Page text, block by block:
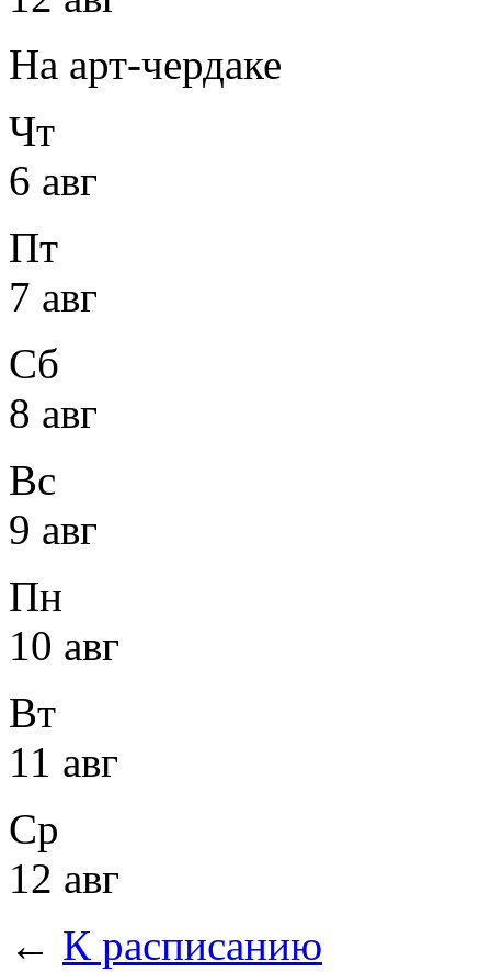
На арт-чердаке
Чт
6 авг
Пт
7 авг
Сб
8 авг
Вс
9 авг
Пн
10 авг
Вт
11 авг
Ср
12 авг
← К расписанию